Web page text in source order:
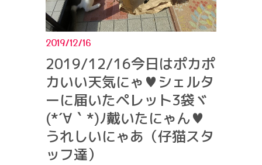
2019/12/16
2019/12/16今日はポカポ
カいい天気にゃ♥シェルタ
ーに届いたペレット3袋ヾ
(*´∀｀*)ﾉ戴いたにゃん♥
うれしいにゃあ（仔猫スタ
ッフ達）